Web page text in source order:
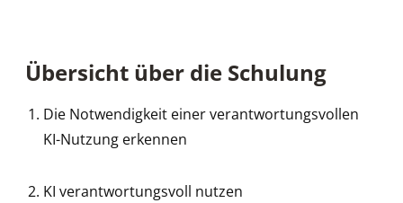
Übersicht über die Schulung
Die Notwendigkeit einer verantwortungsvollen
KI-Nutzung erkennen
KI verantwortungsvoll nutzen